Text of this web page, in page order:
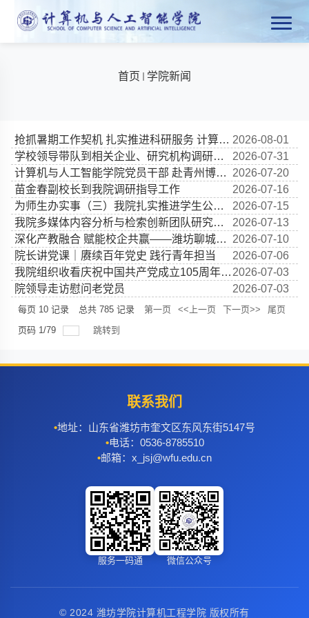
首页 学院新闻
抢抓暑期工作契机 扎实推进科研服务 计算机与人工智能学院召开横... 2026-08-01
学校领导带队到相关企业、研究机构调研交流
2026-07-31
计算机与人工智能学院党员干部 赴青州博物馆、三贤祠开展政绩观...
2026-07-20
苗金春副校长到我院调研指导工作
2026-07-16
为师生办实事（三）我院扎实推进学生公寓消防改造物品搬迁保障工...
2026-07-15
我院多媒体内容分析与检索创新团队研究成果发表在CAAI-A/校A3类...
2026-07-13
深化产教融合 赋能校企共赢——潍坊聊城商会一行莅临我院交流座谈
2026-07-10
院长讲党课｜赓续百年党史 践行青年担当
2026-07-06
我院组织收看庆祝中国共产党成立105周年大会直播 2026-07-03
院领导走访慰问老党员
2026-07-03
每页 10 记录 总共 785 记录 第一页 <<上一页 下一页>>
尾页
页码 1/79 跳转到
联系我们
地址：山东省潍坊市奎文区东风东街5147号
电话：0536-8785510
邮箱：x_jsj@wfu.edu.cn
服务一码通 微信公众号
© 2024 潍坊学院计算机工程学院 版权所有